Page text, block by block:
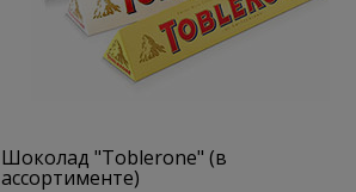
Шоколад "Toblerone" (в
ассортименте)